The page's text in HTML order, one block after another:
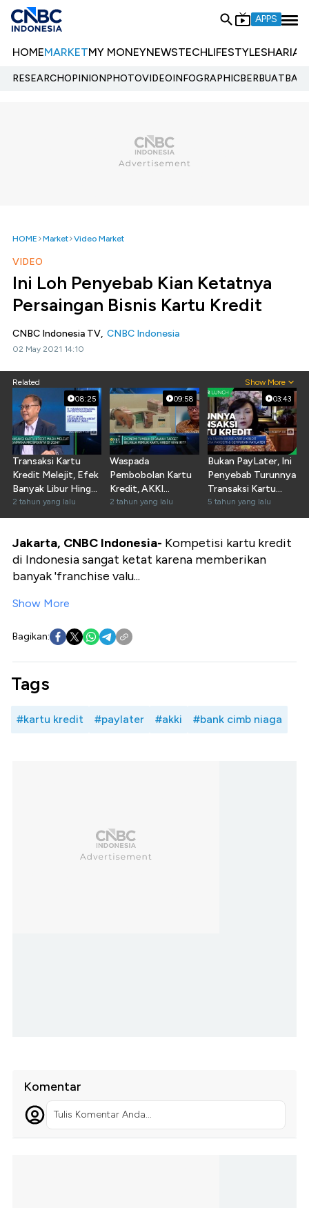
APPS
HOMEMARKETMY MONEYNEWSTECHLIFESTYLESHARIA
RESEARCHOPINIONPHOTOVIDEOINFOGRAPHIC
HOME Market Video Market
VIDEO
Ini Loh Penyebab Kian Ketatnya
Persaingan Bisnis Kartu Kredit
CNBC Indonesia TV, CNBC Indonesia
02 May 2021 14:10
Related Show More
08:25
Transaksi Kartu
Kredit Melejit, Efek
Banyak Libur Hingga
Banjir Promo?
2 tahun yang lalu
09:58
Waspada
Pembobolan Kartu
Kredit, AKKI
Ingatkan Ini!
2 tahun yang lalu
03:43
Bukan PayLater, Ini
Penyebab Turunnya
Transaksi Kartu
Kredit
5 tahun yang lalu
Jakarta, CNBC Indonesia- Kompetisi kartu kredit
di Indonesia sangat ketat karena memberikan
banyak 'franchise valu...
Show More
Bagikan:
Tags
#kartu kredit #paylater #akki #bank cimb niaga
Komentar
Tulis Komentar Anda...